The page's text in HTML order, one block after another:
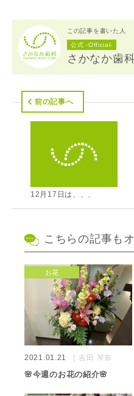
この記事を書いた人
公式 -Official-
さかなか歯
前の記事へ
12月17日は、、、
こちらの記事も
お花
2021.01.21 吉田 琴奈
🌸今週のお花の紹介🌸